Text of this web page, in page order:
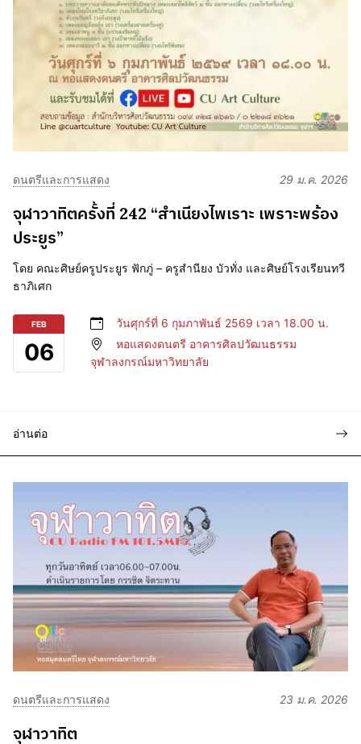
ดนตรีและการแสดง 29 ม.ค. 2026
จุฬาวาทิตครั้งที่ 242 “สำเนียงไพเราะ เพราะพร้อง
ประยูร”
โดย คณะศิษย์ครูประยูร ฟักภู่ – ครูสำนียง บัวทั่ง และศิษย์โรงเรียนทวี
ธาภิเศก
FEB
06
วันศุกร์ที่ 6 กุมภาพันธ์ 2569 เวลา 18.00 น.
หอแสดงดนตรี อาคารศิลปวัฒนธรรม
จุฬาลงกรณ์มหาวิทยาลัย
อ่านต่อ
ดนตรีและการแสดง 23 ม.ค. 2026
จุฬาวาทิต